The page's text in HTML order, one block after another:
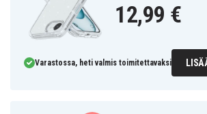
12,99 €
Varastossa, heti valmis toimitettavaksi